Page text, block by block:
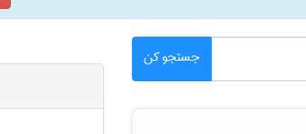
جستجو کن